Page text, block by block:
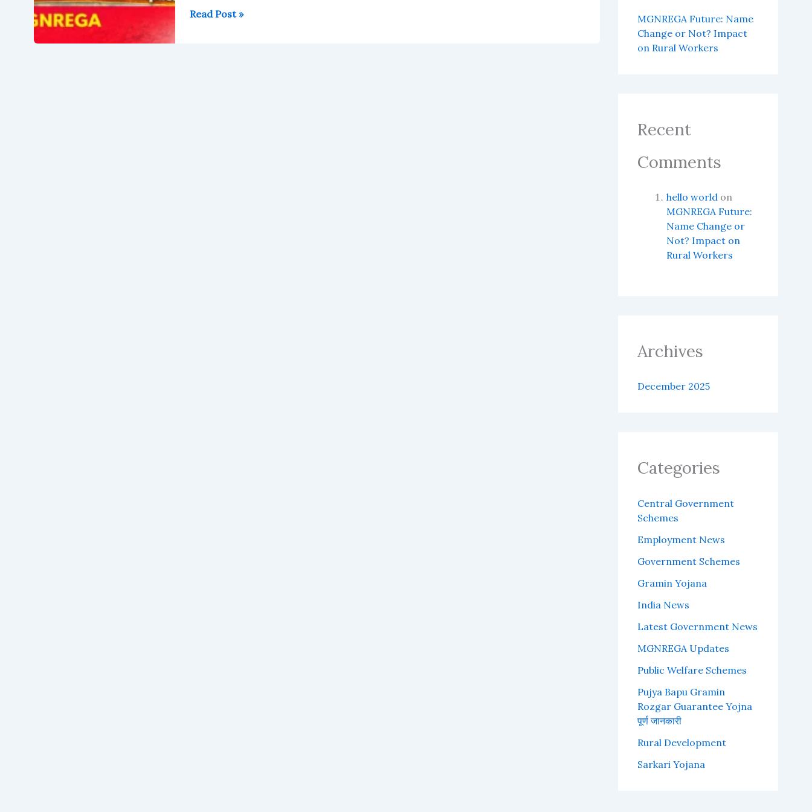
Read Post »
MGNREGA Future: Name
Change or Not? Impact
on Rural Workers
Recent
Comments
hello worldon
MGNREGA Future:
Name Change or
Not? Impact on
Rural Workers
Archives
December 2025
Categories
Central Government
Schemes
Employment News
Government Schemes
Gramin Yojana
India News
Latest Government News
MGNREGA Updates
Public Welfare Schemes
Pujya Bapu Gramin
Rozgar Guarantee Yojna
पूर्ण जानकारी
Rural Development
Sarkari Yojana